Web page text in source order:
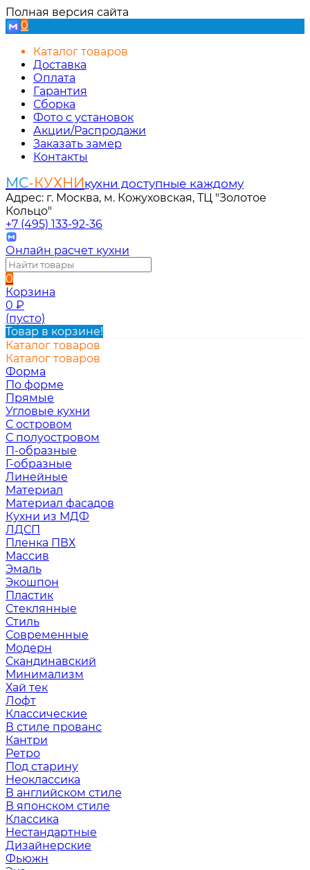
Полная версия сайта
0
Каталог товаров
Доставка
Оплата
Гарантия
Сборка
Фото с установок
Акции/Распродажи
Заказать замер
Контакты
МС-КУХНИкухни доступные каждому
Адрес: г. Москва, м. Кожуховская, ТЦ "Золотое
Кольцо"
+7 (495) 133-92-36
Онлайн расчет кухни
0
Корзина
0 ₽
(пусто)
Товар в корзине!
Каталог товаров
Каталог товаров
Форма
По форме
Прямые
Угловые кухни
С островом
С полуостровом
П-образные
Г-образные
Линейные
Материал
Материал фасадов
Кухни из МДФ
ЛДСП
Пленка ПВХ
Массив
Эмаль
Экошпон
Пластик
Стеклянные
Стиль
Современные
Модерн
Скандинавский
Минимализм
Хай тек
Лофт
Классические
В стиле прованс
Кантри
Ретро
Под старину
Неоклассика
В английском стиле
В японском стиле
Классика
Нестандартные
Дизайнерские
Фьюжн